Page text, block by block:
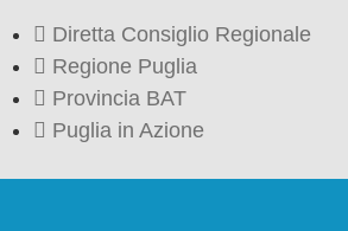
Diretta Consiglio Regionale
Regione Puglia
Provincia BAT
Puglia in Azione